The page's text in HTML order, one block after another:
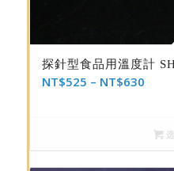
探針型食品用溫度計
NT$525 – NT$630